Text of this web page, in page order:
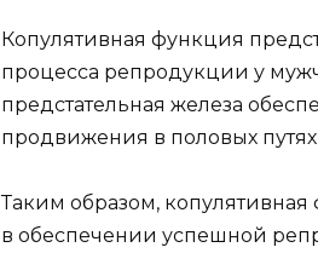
Копулятивная функция
процесса репродукции у
предстательная железа
продвижения в половых
Таким образом,
в обеспечении успешной